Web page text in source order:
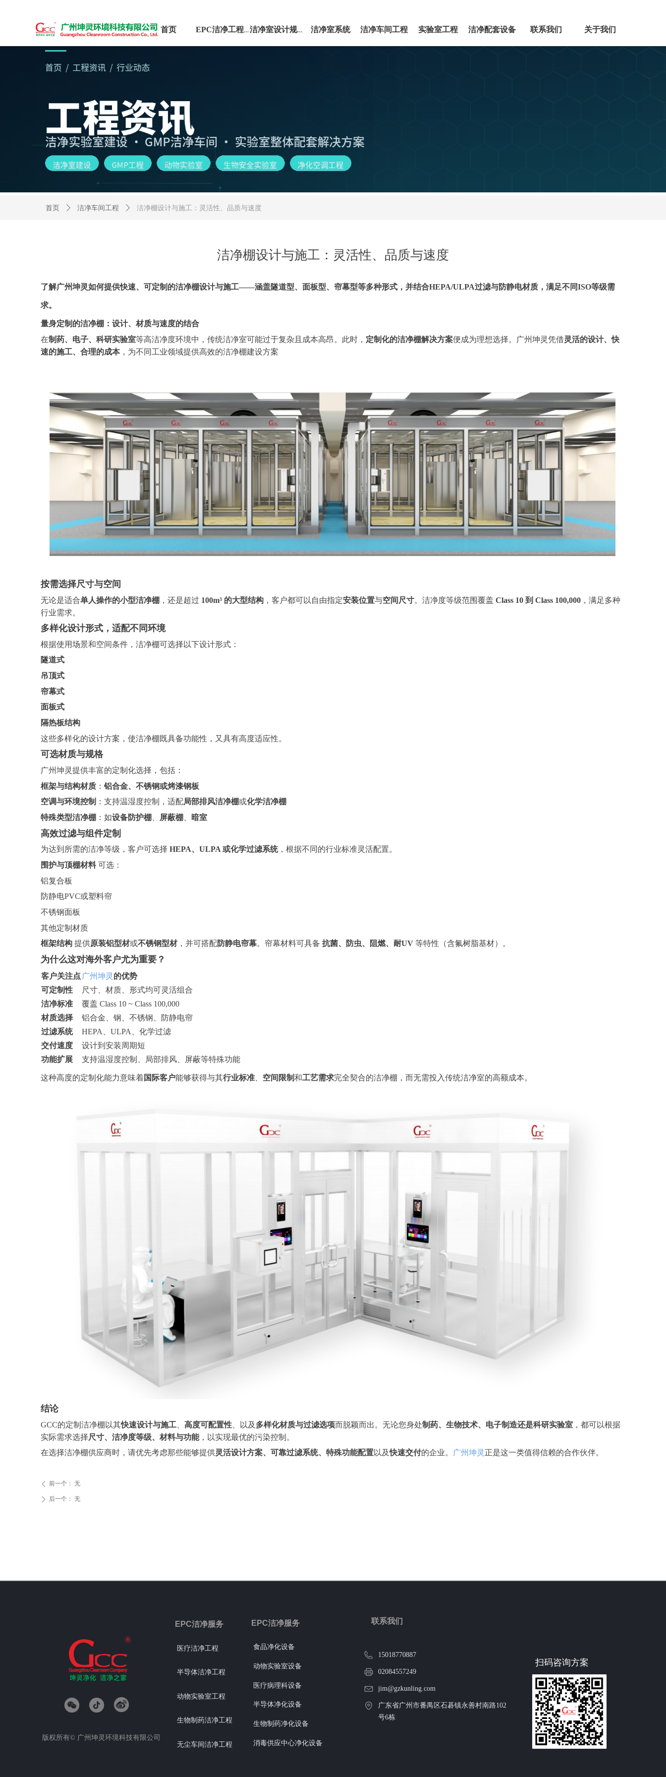
首页 EPC洁净工程服务 洁净室设计规范 洁净室系统 洁净车间工程 实验室工程 洁净配套设备 联系我们 关于我们
洁净棚设计与施工：灵活性、品质与速度
了解广州坤灵如何提供快速、可定制的洁净棚设计与施工——涵盖隧道型、面板型、帘幕型等多种形式，并结合HEPA/ULPA过滤与防静电材质，满足不同ISO等级需
求。
量身定制的洁净棚：设计、材质与速度的结合
在制药、电子、科研实验室等高洁净度环境中，传统洁净室可能过于复杂且成本高昂。此时， 定制化的洁净棚解决方案便成为理想选择。广州坤灵凭借灵活的设计、快
速的施工、合理的成本，为不同工业领域提供高效的洁净棚建设方案
按需选择尺寸与空间
无论是适合单人操作的小型洁净棚 ，还是超过 100m³ 的大型结构 ，客户都可以自由指定安装位置与空间尺寸。洁净度等级范围覆盖 Class 10 到 Class 100,000 ，满足多种
行业需求。
多样化设计形式，适配不同环境
根据使用场景和空间条件，洁净棚可选择以下设计形式：
隧道式
吊顶式
帘幕式
面板式
隔热板结构
这些多样化的设计方案，使洁净棚既具备功能性，又具有高度适应性。
可选材质与规格
广州坤灵提供丰富的定制化选择，包括：
框架与结构材质 ： 铝合金、不锈钢或烤漆钢板
空调与环境控制 ：支持温湿度控制，适配局部排风洁净棚或化学洁净棚
特殊类型洁净棚 ：如设备防护棚 屏蔽棚 暗室
高效过滤与组件定制
为达到所需的洁净等级，客户可选择 HEPA、ULPA 或化学过滤系统，根据不同的行业标准灵活配置。
围护与顶棚材料 可选：
铝复合板
防静电PVC或塑料帘
不锈钢面板
其他定制材质
框架结构 提供原装铝型材或不锈钢型材，并可搭配防静电帘幕。帘幕材料可具备 抗菌、防虫、阻燃、耐UV 等特性（含氟树脂基材）。
为什么这对海外客户尤为重要？
客户关注点 广州坤灵 的优势
可定制性
尺寸、材质、形式均可灵活组合
洁净标准
覆盖 Class 10 ~ Class 100,000
材质选择
铝合金、钢、不锈钢、防静电帘
过滤系统
HEPA、ULPA、化学过滤
交付速度
设计到安装周期短
功能扩展
支持温湿度控制、局部排风、屏蔽等特殊功能
这种高度的定制化能力意味着国际客户能够获得与其行业标准 空间限制和工艺需求完全契合的洁净棚，而无需投入传统洁净室的高额成本。
结论
GCC的定制洁净棚以其快速设计与施工 高度可配置性 、以及 多样化材质与过滤选项而脱颖而出。无论您身处制药、生物技术、电子制造还是科研实验室 ，都可以根据
实际需求选择尺寸、洁净度等级、材料与功能，以实现最优的污染控制。
在选择洁净棚供应商时，请优先考虑那些能够提供灵活设计方案、可靠过滤系统、特殊功能配置以及快速交付的企业。 广州坤灵 正是这一类值得信赖的合作伙伴。
首页 ꄲ 洁净车间工程 ꄲ 洁净棚设计与施工：灵活性、品质与速度
ꄴ 前一个： 无
ꄲ 后一个： 无
版权所有© 广州坤灵环境科技有限公司
扫码咨询方案
EPC洁净服务
医疗洁净工程
半导体洁净工程
动物实验室工程
生物制药洁净工程
无尘车间洁净工程
食品净化设备
动物实验室设备
医疗病理科设备
半导体净化设备
生物制药净化设备
消毒供应中心净化设备
EPC洁净服务
15018770887
02084557249
jim@gzkunling.com
广东省广州市番禺区石碁镇永善村南路102
号6栋
联系我们